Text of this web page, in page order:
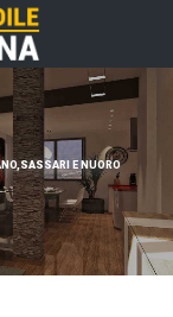
E NUORO